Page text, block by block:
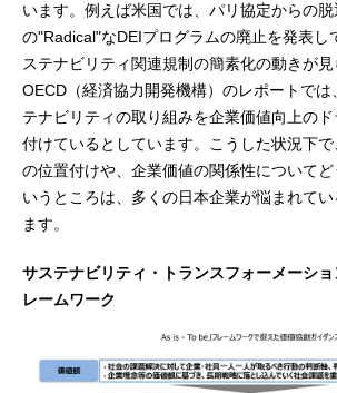
います。例えば米国では、パリ協定からの
の"Radical"なDEIプログラムの廃止を発表し
ステナビリティ関連規制の簡素化の動きが見
OECD（経済協力開発機構）のレポートでは
テナビリティの取り組みを企業価値向上の
付けているとしています。こうした状況下
の位置付けや、企業価値の関係性について
いうところは、多くの日本企業が悩まれて
ます。
サステナビリティ・トランスフォーメーシ
レームワーク